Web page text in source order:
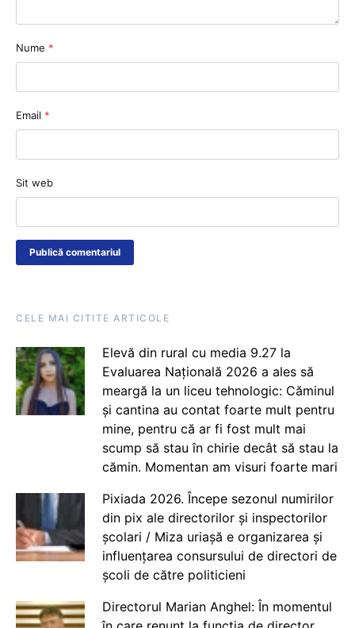
Nume *
Email *
Sit web
CELE MAI CITITE ARTICOLE
Elevă din rural cu media 9.27 la
Evaluarea Națională 2026 a ales să
meargă la un liceu tehnologic: Căminul
și cantina au contat foarte mult pentru
mine, pentru că ar fi fost mult mai
scump să stau în chirie decât să stau la
cămin. Momentan am visuri foarte mari
Pixiada 2026. Începe sezonul numirilor
din pix ale directorilor și inspectorilor
școlari / Miza uriașă e organizarea și
influențarea consursului de directori de
școli de către politicieni
Directorul Marian Anghel: În momentul